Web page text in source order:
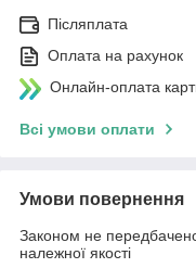
Післяплата
Оплата на рахунок
Онлайн-оплата
Всі умови оплати
Умови повернення
Законом не
належної якості